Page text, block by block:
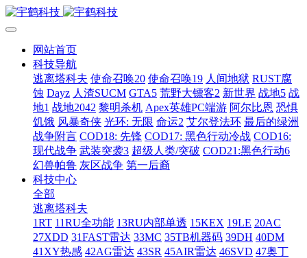
网站首页
科技导航
逃离塔科夫 使命召唤20 使命召唤19 人间地狱 RUST腐
蚀 Dayz 人渣SUCM GTA5 荒野大镖客2 新世界 战地5 战
地1 战地2042 黎明杀机 Apex英雄PC端游 阿尔比恩 恐惧
饥饿 风暴奇侠 光环: 无限 命运2 艾尔登法环 最后的绿洲
战争附言 COD18: 先锋 COD17: 黑色行动冷战 COD16:
现代战争 武装突袭3 超级人类/突破 COD21:黑色行动6
幻兽帕鲁 灰区战争 第一后裔
科技中心
全部
逃离塔科夫
1RT 11RU全功能 13RU内部单透 15KEX 19LE 20AC
27XDD 31FAST雷达 33MC 35TB机器码 39DH 40DM
41XY热感 42AG雷达 43SR 45AIR雷达 46SVD 47奥丁